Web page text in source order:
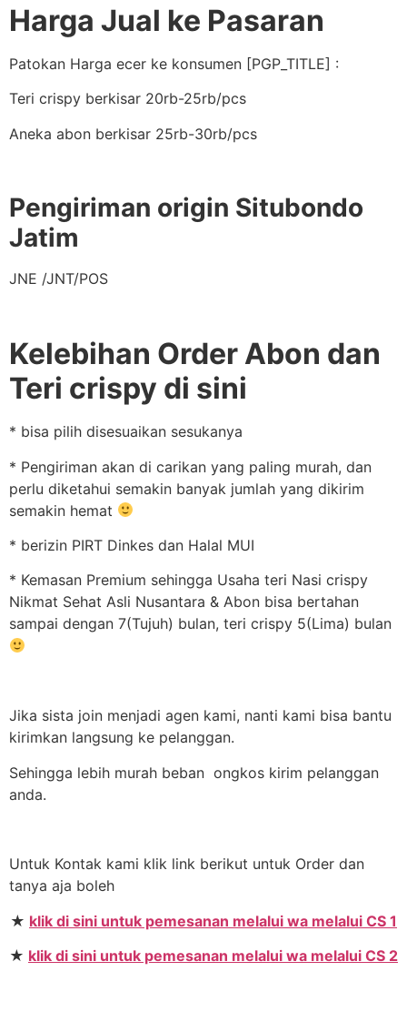
Harga Jual ke Pasaran
Patokan Harga ecer ke konsumen [PGP_TITLE] :
Teri crispy berkisar 20rb-25rb/pcs
Aneka abon berkisar 25rb-30rb/pcs
Pengiriman origin Situbondo
Jatim
JNE /JNT/POS
Kelebihan Order Abon dan
Teri crispy di sini
* bisa pilih disesuaikan sesukanya
* Pengiriman akan di carikan yang paling murah, dan
perlu diketahui semakin banyak jumlah yang dikirim
semakin hemat
* berizin PIRT Dinkes dan Halal MUI
* Kemasan Premium sehingga Usaha teri Nasi crispy
Nikmat Sehat Asli Nusantara & Abon bisa bertahan
sampai dengan 7(Tujuh) bulan, teri crispy 5(Lima) bulan
Jika sista join menjadi agen kami, nanti kami bisa bantu
kirimkan langsung ke pelanggan.
Sehingga lebih murah beban ongkos kirim pelanggan
anda.
Untuk Kontak kami klik link berikut untuk Order dan
tanya aja boleh
★ klik di sini untuk pemesanan melalui wa melalui CS 1
★ klik di sini untuk pemesanan melalui wa melalui CS 2